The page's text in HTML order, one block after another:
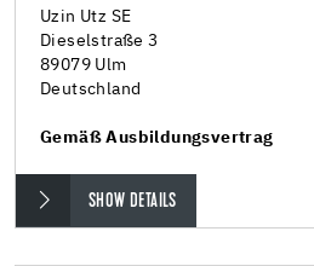
Uzin Utz SE
Dieselstraße 3
89079 Ulm
Deutschland
Gemäß Ausbildungsvertrag
SHOW DETAILS